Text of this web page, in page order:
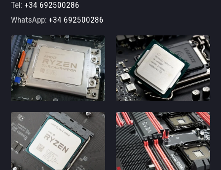
Tel:+34 692500286
WhatsApp:+34 692500286